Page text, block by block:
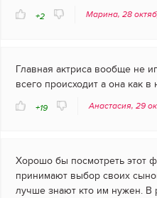
+2 Марина, 28
Главная актриса вообще не
всего происходит а она как в
+19 Анастасия, 29
Хорошо бы посмотреть этот
принимают выбор своих
лучше знают кто им нужен. В